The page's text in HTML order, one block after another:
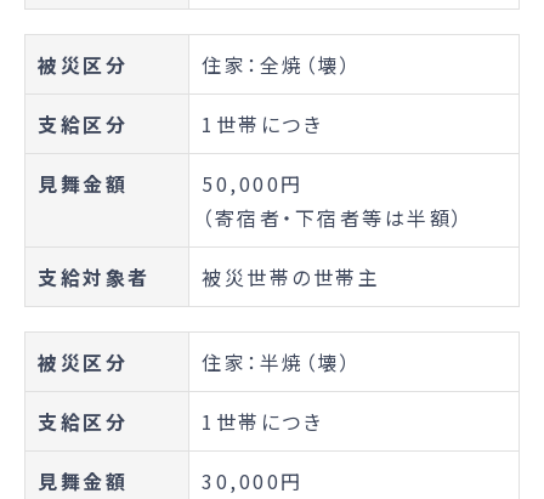
被災区分 住家：全焼（壊）
支給区分 1世帯につき
見舞金額
50,000円
（寄宿者・下宿者等は半額）
支給対象者 被災世帯の世帯主
被災区分 住家：半焼（壊）
支給区分 1世帯につき
見舞金額
30,000円